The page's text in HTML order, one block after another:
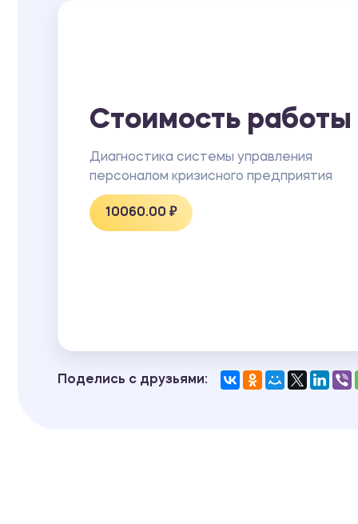
Стоимость работы
Диагностика системы управления
персоналом кризисного предприятия
10060.00 ₽
Поделись с друзьями: